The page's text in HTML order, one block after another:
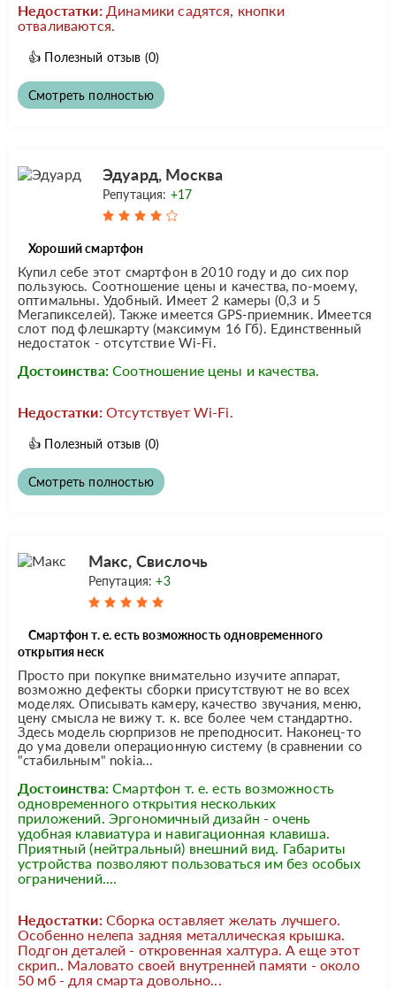
Недостатки: Динамики садятся, кнопки
отваливаются.
👍 Полезный отзыв (0)
Смотреть полностью
Эдуард, Москва
Репутация: +17
Хороший смартфон
Купил себе этот смартфон в 2010 году и до сих пор
пользуюсь. Соотношение цены и качества, по-моему,
оптимальны. Удобный. Имеет 2 камеры (0,3 и 5
Мегапикселей). Также имеется GPS-приемник. Имеется
слот под флешкарту (максимум 16 Гб). Единственный
недостаток - отсутствие Wi-Fi.
Достоинства: Соотношение цены и качества.
Недостатки: Отсутствует Wi-Fi.
👍 Полезный отзыв (0)
Смотреть полностью
Макс, Свислочь
Репутация:+3
Смартфон т. е. есть возможность одновременного
открытия неск
Просто при покупке внимательно изучите аппарат,
возможно дефекты сборки присутствуют не во всех
моделях. Описывать камеру, качество звучания, меню,
цену смысла не вижу т. к. все более чем стандартно.
Здесь модель сюрпризов не преподносит. Наконец-то
до ума довели операционную систему (в сравнении со
"стабильным" nokia...
Достоинства: Смартфон т. е. есть возможность
одновременного открытия нескольких
приложений. Эргономичный дизайн - очень
удобная клавиатура и навигационная клавиша.
Приятный (нейтральный) внешний вид. Габариты
устройства позволяют пользоваться им без особых
ограничений....
Недостатки: Сборка оставляет желать лучшего.
Особенно нелепа задняя металлическая крышка.
Подгон деталей - откровенная халтура. А еще этот
скрип.. Маловато своей внутренней памяти - около
50 мб - для смарта довольно...